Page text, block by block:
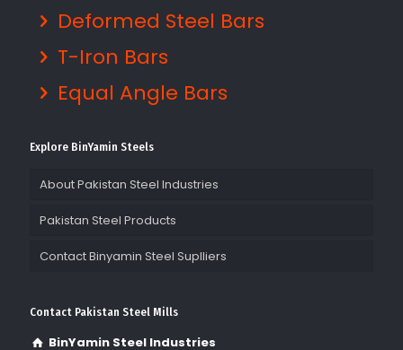
Deformed Steel Bars
T-Iron Bars
Equal Angle Bars
Explore BinYamin Steels
About Pakistan Steel Industries
Pakistan Steel Products
Contact Binyamin Steel Suplliers
Contact Pakistan Steel Mills
BinYamin Steel Industries